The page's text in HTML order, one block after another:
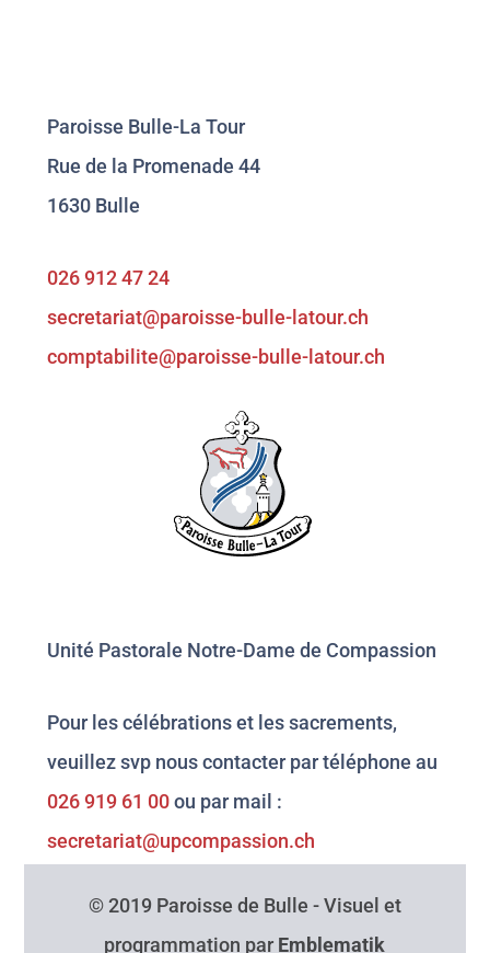
Paroisse Bulle-La Tour
Rue de la Promenade 44
1630 Bulle
026 912 47 24
secretariat@paroisse-bulle-latour.ch
comptabilite@paroisse-bulle-latour.ch
Unité Pastorale Notre-Dame de Compassion
Pour les célébrations et les sacrements,
veuillez svp nous contacter par téléphone au
026 919 61 00ou par mail :
secretariat@upcompassion.ch
© 2019 Paroisse de Bulle - Visuel et
programmation par Emblematik